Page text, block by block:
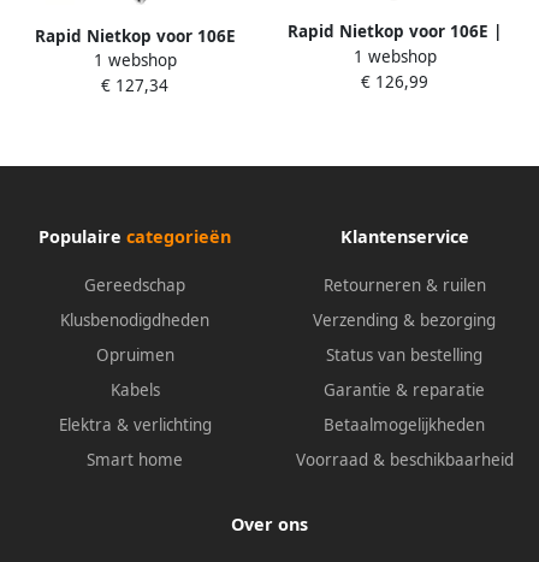
Rapid Nietkop voor 106E
10842312
1 webshop
€ 127,34
Rapid Nietkop voor 106E |
Oognieten (Ringen)
10843112
1 webshop
€ 126,99
Populaire categorieën
Gereedschap
Klusbenodigdheden
Opruimen
Kabels
Elektra & verlichting
Smart home
Klantenservice
Retourneren & ruilen
Verzending & bezorging
Status van bestelling
Garantie & reparatie
Betaalmogelijkheden
Voorraad & beschikbaarheid
Over ons